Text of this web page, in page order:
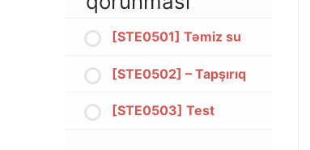
[STE0501] Təmiz su
[STE0502] – Tapşırıq
[STE0503] Test